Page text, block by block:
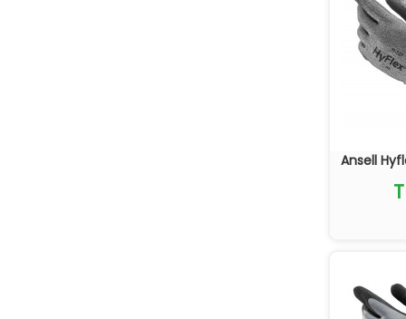
Ansell